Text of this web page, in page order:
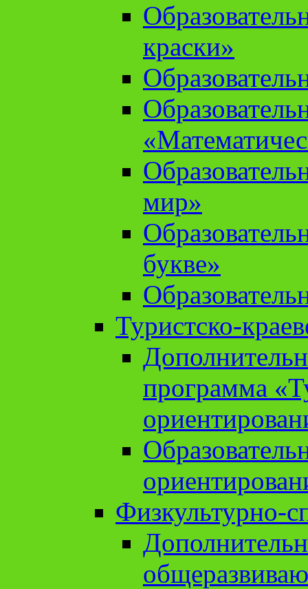
краски»
мир»
букве»
Туристско-
программа
Физкультурно-